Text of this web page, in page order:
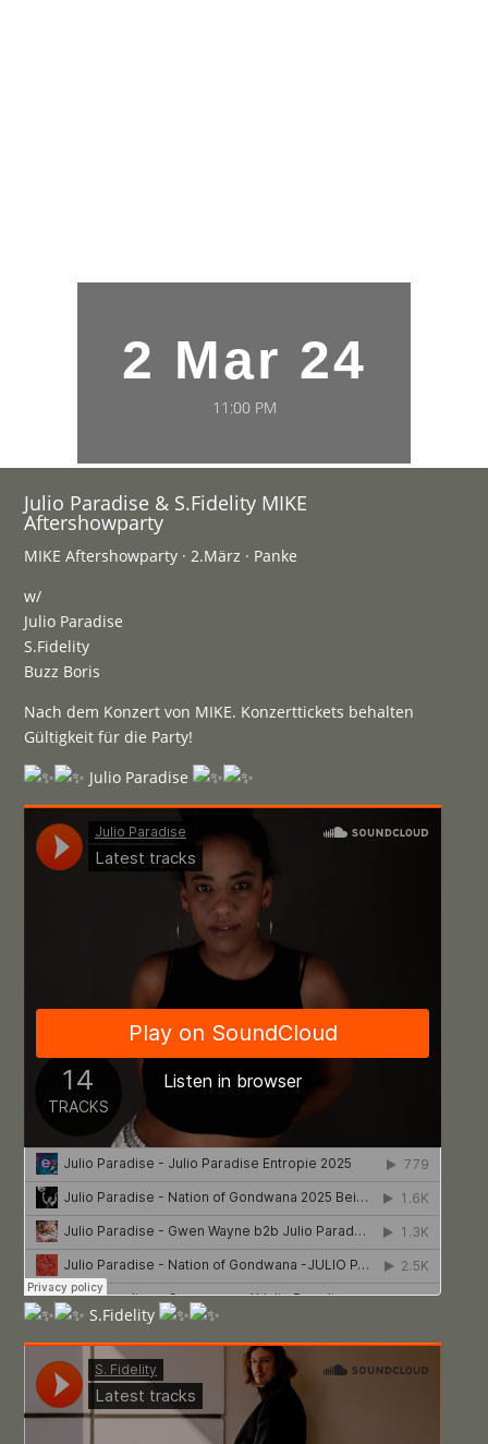
2 Mar 24
11:00 PM
Julio Paradise & S.Fidelity MIKE
Aftershowparty
MIKE Aftershowparty · 2.März · Panke
w/
Julio Paradise
S.Fidelity
Buzz Boris
Nach dem Konzert von MIKE. Konzerttickets behalten
Gültigkeit für die Party!
Julio Paradise
S.Fidelity